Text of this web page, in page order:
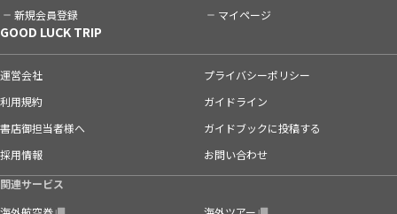
新規会員登録 マイページ
GOOD LUCK TRIP
運営会社
プライバシーポリシー
利用規約
ガイドライン
書店御担当者様へ
ガイドブックに投稿する
採用情報
お問い合わせ
関連サービス